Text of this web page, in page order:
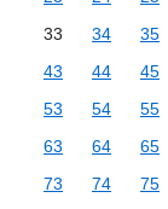
33
34 35
43
44 45
53
54 55
63
64 65
73
74 75